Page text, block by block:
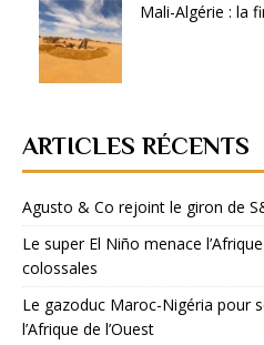
Mali-Algérie : la
ARTICLES RÉCENTS
Agusto & Co rejoint le giron de
Le super El Niño menace
colossales
Le gazoduc Maroc-Nigéria pour
l’Afrique de l’Ouest